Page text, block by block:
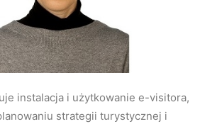
instalacja i użytkowanie e-visitora,
strategii turystycznej i